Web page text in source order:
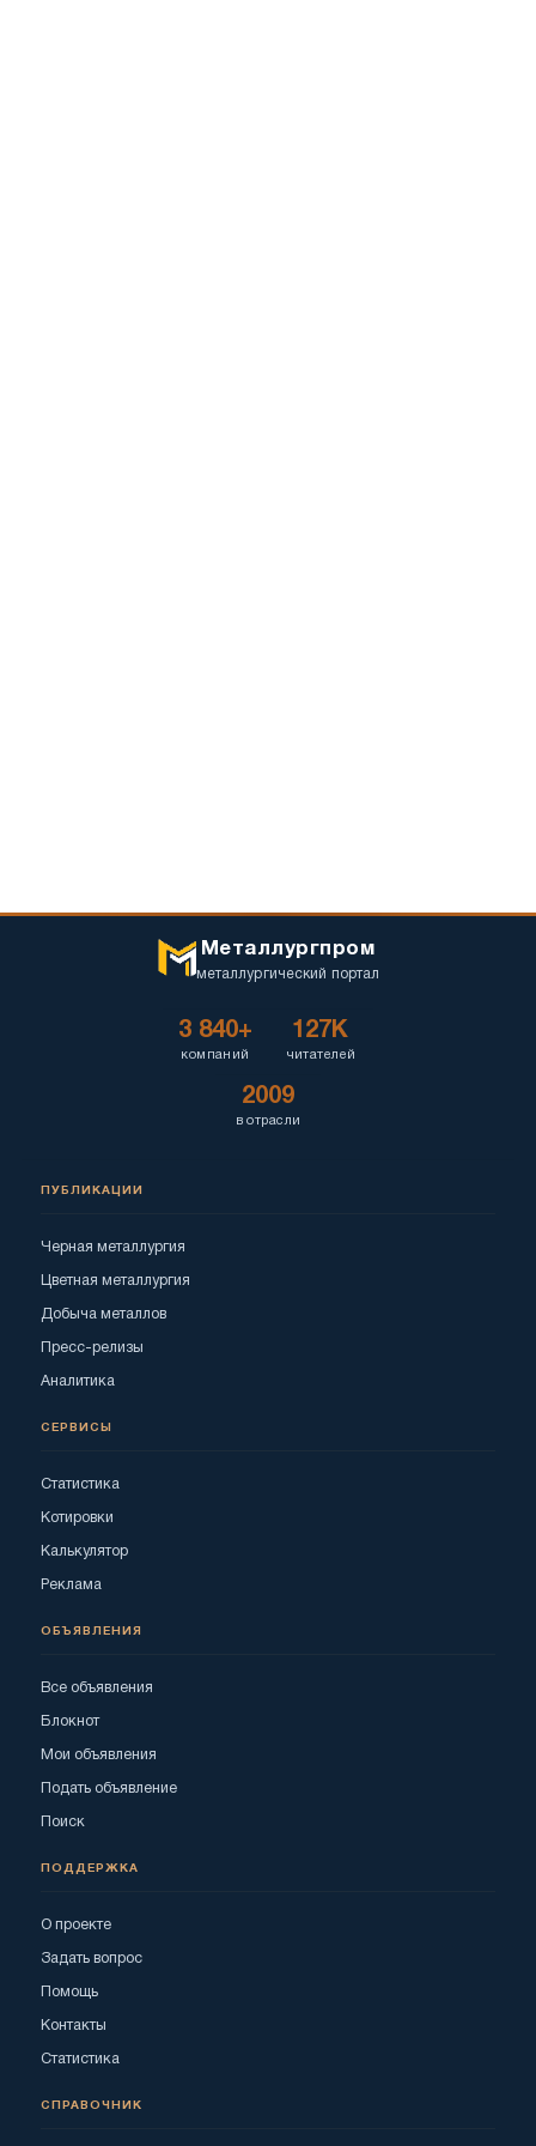
Металлургпром
металлургический портал
3 840+
компаний
127K
читателей
2009
в отрасли
ПУБЛИКАЦИИ
Черная металлургия
Цветная металлургия
Добыча металлов
Пресс-релизы
Аналитика
СЕРВИСЫ
Статистика
Котировки
Калькулятор
Реклама
ОБЪЯВЛЕНИЯ
Все объявления
Блокнот
Мои объявления
Подать объявление
Поиск
ПОДДЕРЖКА
О проекте
Задать вопрос
Помощь
Контакты
Статистика
СПРАВОЧНИК